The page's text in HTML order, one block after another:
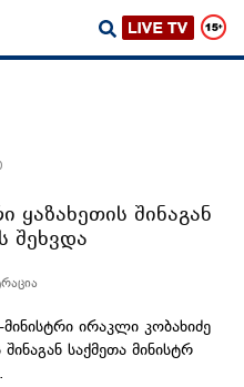
ყაზახეთის შინაგან
შეხვდა
ირაკლი კობახიძე
საქმეთა მინისტრ